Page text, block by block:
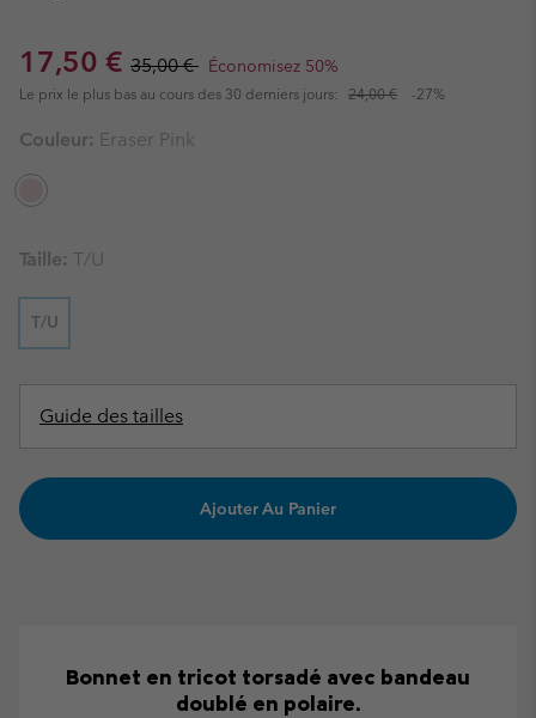
Sale price:
17,50 € Regular price:
35,00 € Économisez 50%
Le prix le plus bas au cours des 30 derniers jours: 24,00 € -27%
Couleur: Eraser Pink
Taille: T/U
T/U
Guide des tailles
Ajouter Au Panier
Bonnet en tricot torsadé avec bandeau
doublé en polaire.